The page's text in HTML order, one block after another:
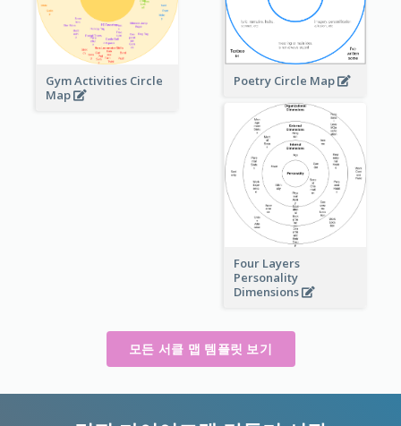
Gym Activities Circle
Map
Poetry Circle Map
Four Layers
Personality
Dimensions
모든 서클 맵 템플릿 보기